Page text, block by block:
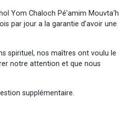
Yom Chaloch Pé'amim Mouvta'h
par jour a la garantie d’avoir une
spirituel, nos maîtres ont voulu le
notre attention et que nous
supplémentaire.